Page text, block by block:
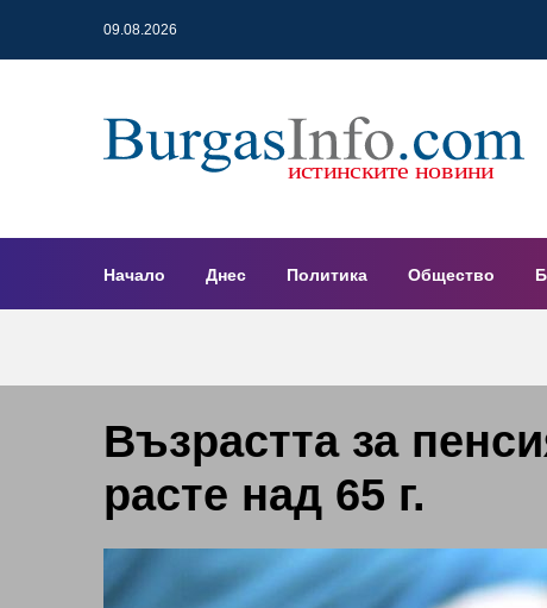
09.08.2026
Начало Днес Политика Общество
Възрастта за
расте над 65 г.